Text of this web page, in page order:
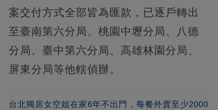
案交付方式全部皆為匯款，已逐戶轉出
至臺南第六分局、桃園中壢分局、八德
分局、臺中第六分局、高雄林園分局、
屏東分局等他轄偵辦。
台北獨居女空姐在家6年不出門，每餐外賣至少2000